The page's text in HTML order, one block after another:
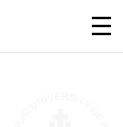
전
체
메